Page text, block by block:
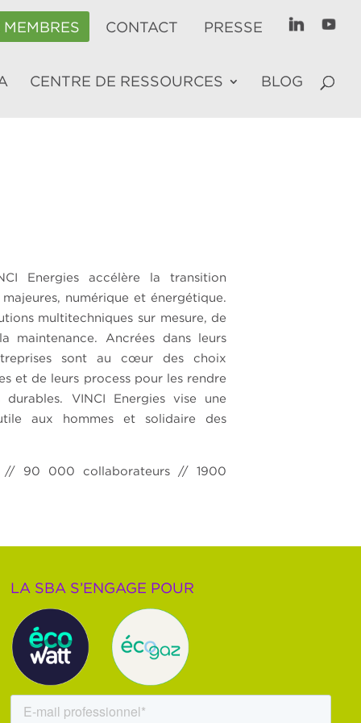
MEMBRES CONTACT PRESSE
CENTRE DE RESSOURCES BLOG
Energies accélère la transition
numérique et énergétique.
multitechniques sur mesure, de
maintenance. Ancrées dans leurs
sont au cœur des choix
et de leurs process pour les rendre
VINCI Energies vise une
aux hommes et solidaire des
// 90 000 collaborateurs // 1900
LA SBA S’ENGAGE POUR